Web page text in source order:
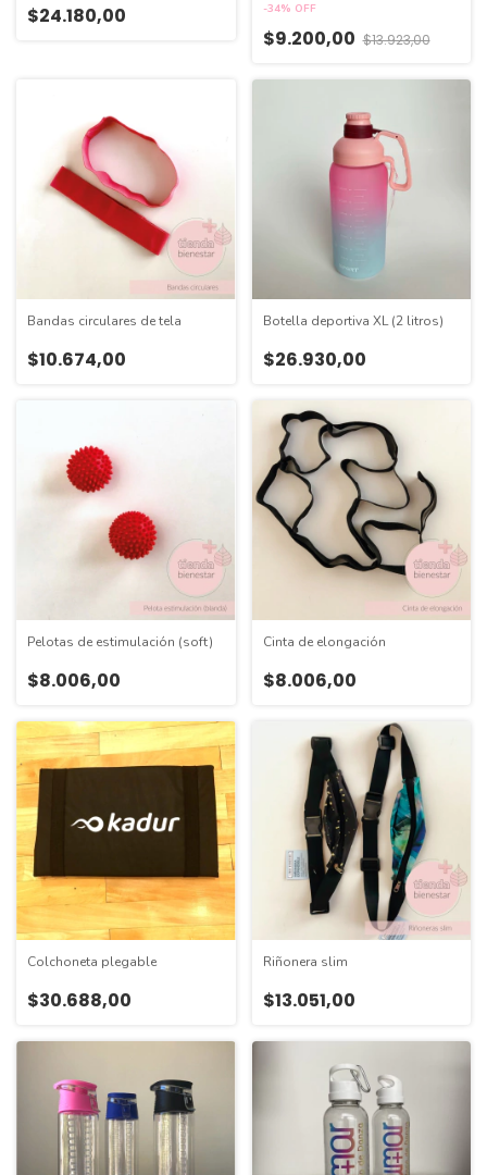
$24.180,00 -34% OFF
$9.200,00 $13.923,00
Bandas circulares de tela
$10.674,00
Botella deportiva XL (2 litros)
$26.930,00
Pelotas de estimulación (soft)
$8.006,00
Cinta de elongación
$8.006,00
Colchoneta plegable
$30.688,00
Riñonera slim
$13.051,00